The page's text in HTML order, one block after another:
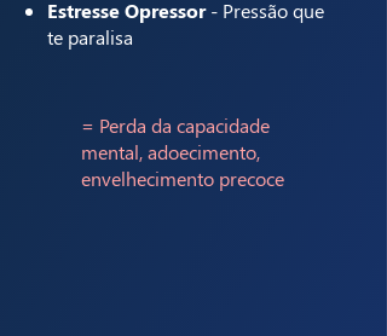
Estresse Opressor- Pressão que
te paralisa
= Perda da capacidade
mental, adoecimento,
envelhecimento precoce